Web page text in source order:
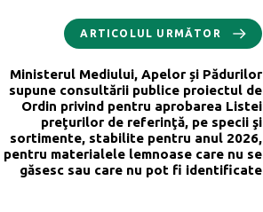
ARTICOLUL URMĂTOR
Ministerul Mediului, Apelor și Pădurilor
supune consultării publice proiectul de
Ordin privind pentru aprobarea Listei
preţurilor de referinţă, pe specii şi
sortimente, stabilite pentru anul 2026,
pentru materialele lemnoase care nu se
găsesc sau care nu pot fi identificate